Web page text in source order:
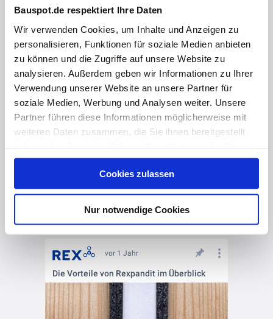
Bauspot.de respektiert Ihre Daten
Wir verwenden Cookies, um Inhalte und Anzeigen zu
personalisieren, Funktionen für soziale Medien anbieten
zu können und die Zugriffe auf unsere Website zu
analysieren. Außerdem geben wir Informationen zu Ihrer
Verwendung unserer Website an unsere Partner für
soziale Medien, Werbung und Analysen weiter. Unsere
Partner führen diese Informationen möglicherweise mit
weiteren Daten zusammen, die Sie ihnen bereitgestellt
gesammelt haben. Hier finden Sie Informationen zum
und unserImpressum.
Cookies zulassen
Nur notwendige Cookies
vor 1 Jahr
Darf Fugenschnur zur Abdichtung von Türzargen an T 30 oder T 90 – Türen verwendet werden?
vor 1 Jahr
Die Vorteile von Rexpandit im Überblick